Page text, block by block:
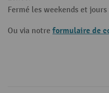
Fermé les weekends et jours
Ou via notre formulaire de